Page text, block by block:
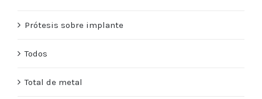
Prótesis sobre implante
Todos
Total de metal